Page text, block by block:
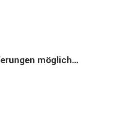
möglich…